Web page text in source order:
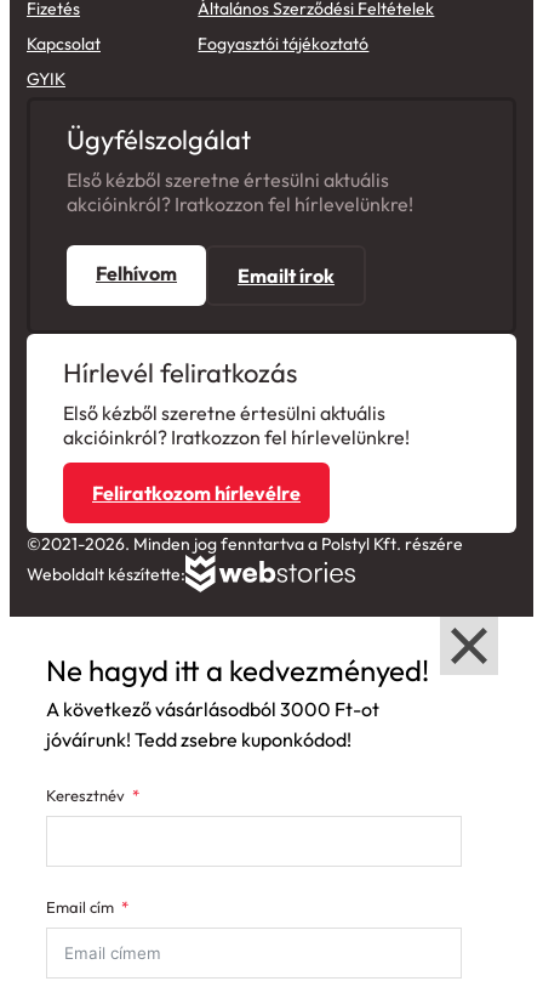
Kapcsolat
GYIK
Fogyasztói tájékoztató
Első kézből szeretne értesülni aktuális
akcióinkról? Iratkozzon fel hírlevelünkre!
Felhívom
Hírlevél feliratkozás
Első kézből szeretne értesülni aktuális
akcióinkról? Iratkozzon fel hírlevelünkre!
Feliratkozom hírlevélre
©2021-2026. Minden jog fenntartva a Polstyl Kft. részére
Weboldalt készítette:
A következő vásárlásodból 3000 Ft-ot
jóváírunk! Tedd zsebre kuponkódod!